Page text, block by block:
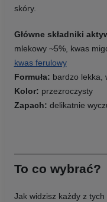
skóry.
Główne składniki
mlekowy ~5%, kwas
kwas ferulowy
Formuła: bardzo lekka,
Kolor: przezroczysty
Zapach: delikatnie
To co wybrać?
Jak widzisz każdy z